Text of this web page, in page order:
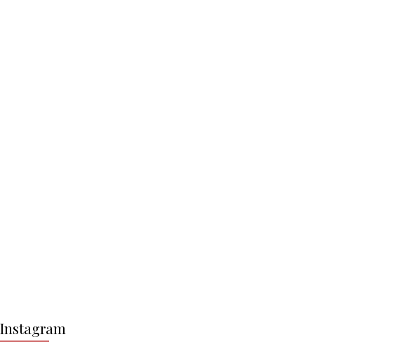
á
p
Instagram